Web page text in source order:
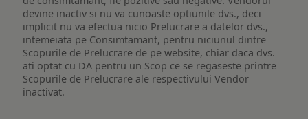
devine inactiv si nu va cunoaste optiunile dvs., deci
implicit nu va efectua nicio Prelucrare a datelor dvs.,
intemeiata pe Consimtamant, pentru niciunul dintre
Scopurile de Prelucrare de pe website, chiar daca dvs.
ati optat cu DA pentru un Scop ce se regaseste printre
Scopurile de Prelucrare ale respectivului Vendor
inactivat.